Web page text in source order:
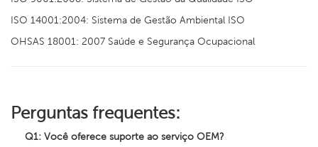
ISO 14001:2004: Sistema de Gestão Ambiental ISO
OHSAS 18001: 2007 Saúde e Segurança Ocupacional
Perguntas frequentes:
Q1: Você oferece suporte ao serviço OEM?